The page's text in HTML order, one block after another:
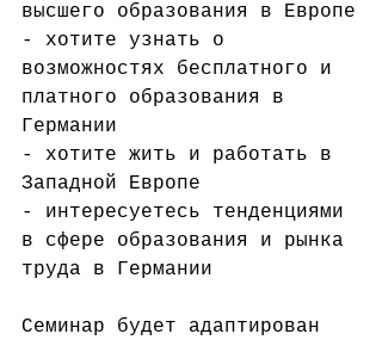
высшего образования в Европе
- хотите узнать о
возможностях бесплатного и
платного образования в
Германии
- хотите жить и работать в
Западной Европе
- интересуетесь тенденциями
в сфере образования и рынка
труда в Германии
Семинар будет адаптирован